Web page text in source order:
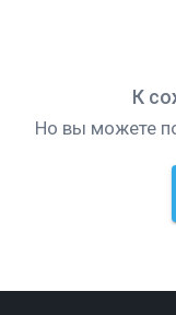
К
Но вы можете